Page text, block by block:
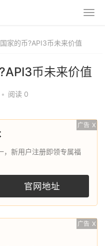
家的币?API3币未来价值
币未来价值
• 阅读 0
广告 X
，新用户注册即领专属福
官网地址
广告 X